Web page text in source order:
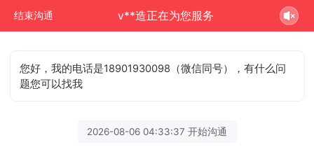
结束沟通 v**造正在为您服务
您好，我的电话是18901930098（微信同号），有什么问
题您可以找我
2026-08-06 04:33:37 开始沟通